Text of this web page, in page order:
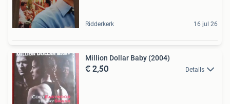
Ridderkerk 16 jul 26
Million Dollar Baby (2004)
€ 2,50 Details